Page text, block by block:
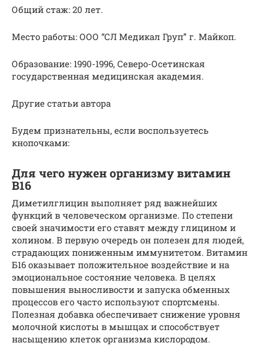
Общий стаж: 20 лет.
Место работы: ООО “СЛ Медикал Груп” г. Майкоп.
Образование: 1990-1996, Северо-Осетинская
государственная медицинская академия.
Другие статьи автора
Будем признательны, если воспользуетесь
кнопочками:
Для чего нужен организму витамин
В16
Диметилглицин выполняет ряд важнейших
функций в человеческом организме. По степени
своей значимости его ставят между глицином и
холином. В первую очередь он полезен для людей,
страдающих пониженным иммунитетом. Витамин
Б16 оказывает положительное воздействие и на
эмоциональное состояние человека. В целях
повышения выносливости и запуска обменных
процессов его часто используют спортсмены.
Полезная добавка обеспечивает снижение уровня
молочной кислоты в мышцах и способствует
насыщению клеток организма кислородом.